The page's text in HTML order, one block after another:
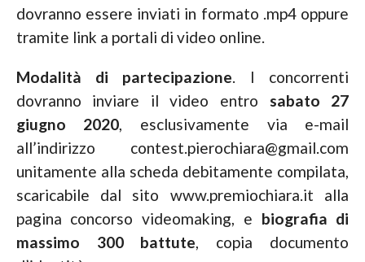
dovranno essere inviati in formato .mp4 oppure
tramite link a portali di video online.
Modalità di partecipazione. I concorrenti
dovranno inviare il video entro sabato 27
giugno 2020, esclusivamente via e-mail
all’indirizzo contest.pierochiara@gmail.com
unitamente alla scheda debitamente compilata,
scaricabile dal sito www.premiochiara.it alla
pagina concorso videomaking, e biografia di
massimo 300 battute, copia documento